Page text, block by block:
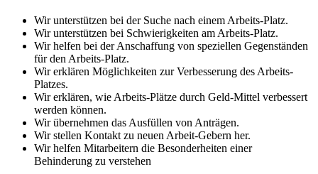
Wir unterstützen bei der Suche nach einem Arbeits-Platz.
Wir unterstützen bei Schwierigkeiten am Arbeits-Platz.
Wir helfen bei der Anschaffung von speziellen Gegenständen
für den Arbeits-Platz.
Wir erklären Möglichkeiten zur Verbesserung des Arbeits-
Platzes.
Wir erklären, wie Arbeits-Plätze durch Geld-Mittel verbessert
werden können.
Wir übernehmen das Ausfüllen von Anträgen.
Wir stellen Kontakt zu neuen Arbeit-Gebern her.
Wir helfen Mitarbeitern die Besonderheiten einer
Behinderung zu verstehen